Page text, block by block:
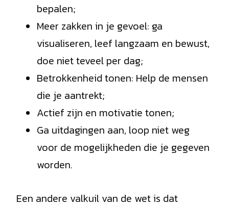
bepalen;
Meer zakken in je gevoel: ga
visualiseren, leef langzaam en bewust,
doe niet teveel per dag;
Betrokkenheid tonen: Help de mensen
die je aantrekt;
Actief zijn en motivatie tonen;
Ga uitdagingen aan, loop niet weg
voor de mogelijkheden die je gegeven
worden.
Een andere valkuil van de wet is dat